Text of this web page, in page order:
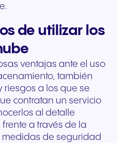
de utilizar los
ventajas ante el uso
también
riesgos a los que se
contratan un servicio
al detalle
a través de la
medidas de seguridad